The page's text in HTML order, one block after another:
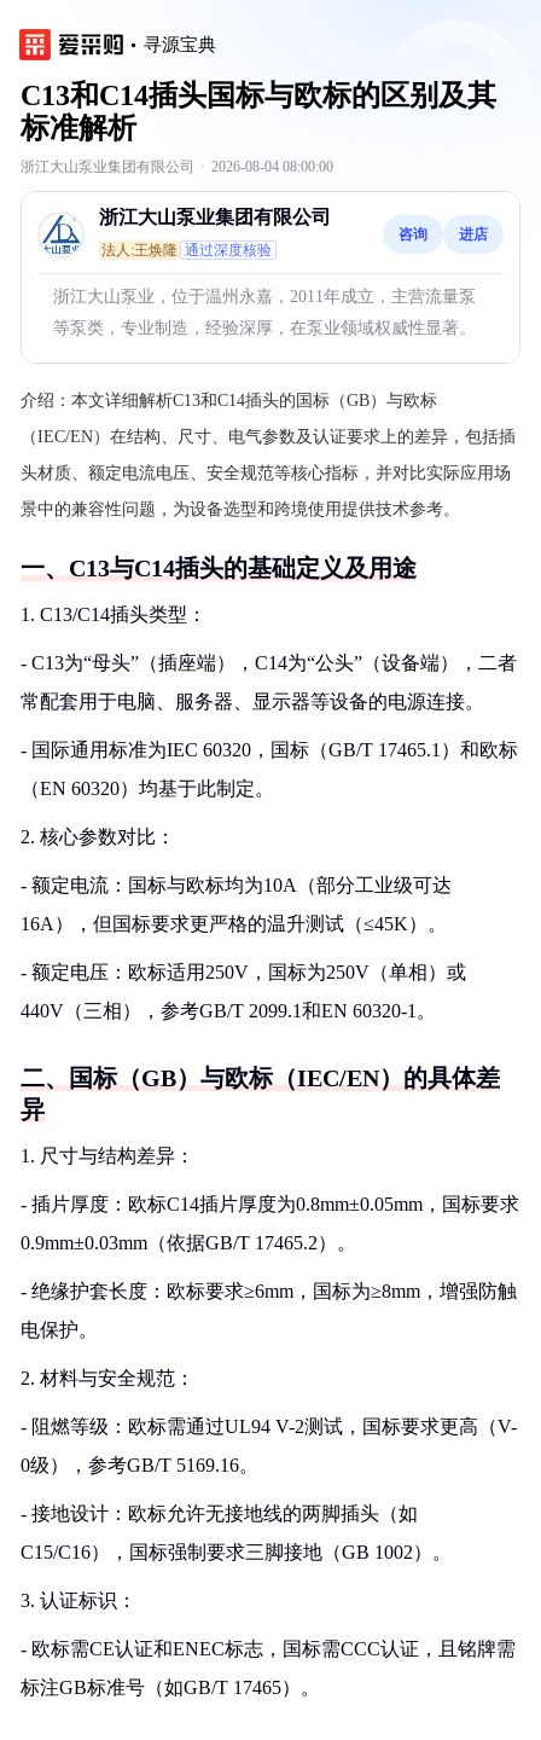
寻源宝典
C13和C14插头国标与欧标的区别及其
标准解析
浙江大山泵业集团有限公司 · 2026-08-04 08:00:00
浙江大山泵业集团有限公司
法人:王焕隆 通过深度核验
咨询 进店
浙江大山泵业，位于温州永嘉，2011年成立，主营流量泵
等泵类，专业制造，经验深厚，在泵业领域权威性显著。
介绍： 本文详细解析C13和C14插头的国标（GB）与欧标
（IEC/EN）在结构、尺寸、电气参数及认证要求上的差异，包括插
头材质、额定电流电压、安全规范等核心指标，并对比实际应用场
景中的兼容性问题，为设备选型和跨境使用提供技术参考。
一、C13与C14插头的基础定义及用途
1. C13/C14插头类型：
- C13为“母头”（插座端），C14为“公头”（设备端），二者
常配套用于电脑、服务器、显示器等设备的电源连接。
- 国际通用标准为IEC 60320，国标（GB/T 17465.1）和欧标
（EN 60320）均基于此制定。
2. 核心参数对比：
- 额定电流：国标与欧标均为10A（部分工业级可达
16A），但国标要求更严格的温升测试（≤45K）。
- 额定电压：欧标适用250V，国标为250V（单相）或
440V（三相），参考GB/T 2099.1和EN 60320-1。
二、国标（GB）与欧标（IEC/EN）的具体差
异
1. 尺寸与结构差异：
- 插片厚度：欧标C14插片厚度为0.8mm±0.05mm，国标要求
0.9mm±0.03mm（依据GB/T 17465.2）。
- 绝缘护套长度：欧标要求≥6mm，国标为≥8mm，增强防触
电保护。
2. 材料与安全规范：
- 阻燃等级：欧标需通过UL94 V-2测试，国标要求更高（V-
0级），参考GB/T 5169.16。
- 接地设计：欧标允许无接地线的两脚插头（如
C15/C16），国标强制要求三脚接地（GB 1002）。
3. 认证标识：
- 欧标需CE认证和ENEC标志，国标需CCC认证，且铭牌需
标注GB标准号（如GB/T 17465）。